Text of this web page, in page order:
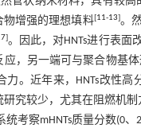
物增强的理想填料[11-13]。
]。因此，对HNTs进行表面
，另一端可与聚合物基
。近年来，HNTs改性高
究较少，尤其在阻燃机
统考察mHNTs质量分数(0